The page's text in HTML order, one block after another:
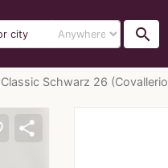
search
Schwarz 26
share